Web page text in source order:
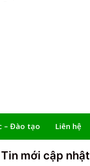
– Đào tạo Liên hệ
Tin mới cập nhật